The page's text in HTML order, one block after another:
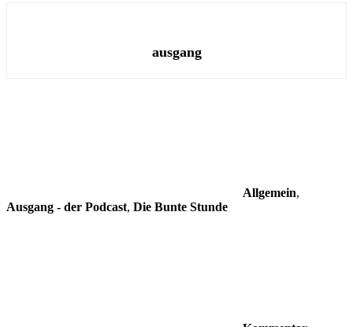
ausgang
Allgemein,
Ausgang - der Podcast, Die Bunte Stunde